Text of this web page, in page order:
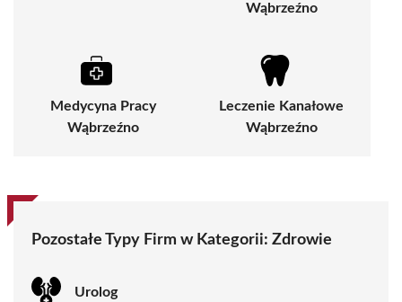
Wąbrzeźno
Medycyna Pracy
Wąbrzeźno
Leczenie Kanałowe
Wąbrzeźno
Pozostałe Typy Firm w Kategorii: Zdrowie
Urolog